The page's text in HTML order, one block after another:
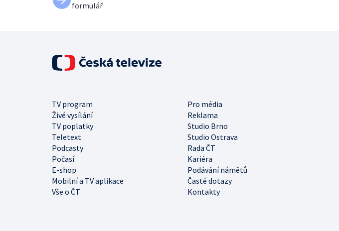
formulář
TV program
Pro média
Živé vysílání
Reklama
TV poplatky
Studio Brno
Teletext
Studio Ostrava
Podcasty
Rada ČT
Počasí
Kariéra
E-shop
Podávání námětů
Mobilní a TV aplikace
Časté dotazy
Vše o ČT
Kontakty